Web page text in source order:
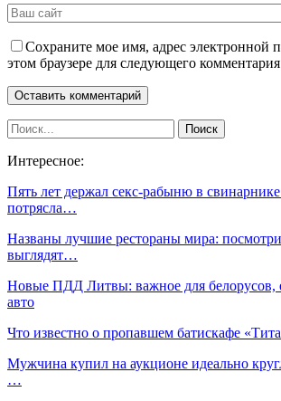
Сохраните мое имя, адрес электронной
этом браузере для следующего
Интересное:
Пять лет держал секс-рабыню в
потрясла…
Названы лучшие рестораны мира:
выглядят…
Новые ПДД Литвы: важное для белорусов,
авто
Что известно о пропавшем батискафе
Мужчина купил на аукционе идеально
…